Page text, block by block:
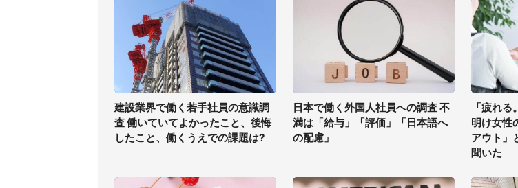
建設業界で働く若手社員の意識調
査 働いていてよかったこと、後悔
したこと、働くうえでの課題は?
日本で働く外国人社員への調査 不
満は「給与」「評価」「日本語へ
の配慮」
「疲れ
明け女性
アウト」
聞いた